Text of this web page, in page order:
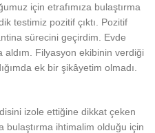
için etrafımıza bulaştırma
testimiz pozitif çıktı. Pozitif
sürecini geçirdim. Evde
Filyasyon ekibinin verdiği
ek bir şikâyetim olmadı.
izole ettiğine dikkat çeken
bulaştırma ihtimalim olduğu için